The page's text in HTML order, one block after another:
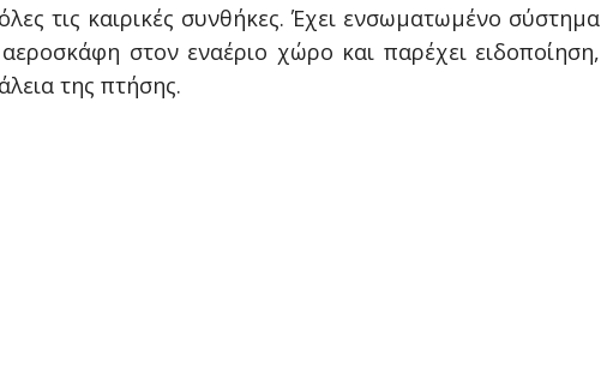
τις καιρικές συνθήκες. Έχει ενσωματωμένο σύστημα
στον εναέριο χώρο και παρέχει ειδοποίηση,
της πτήσης.